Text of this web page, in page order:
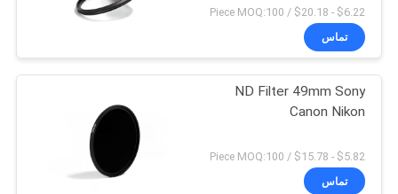
$6.22 - $20.18 / Piece MOQ:100
تماس
ND Filter 49mm Sony
Canon Nikon
$5.82 - $15.78 / Piece MOQ:100
تماس